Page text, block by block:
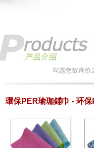
勾选您欲询价
環保PER瑜珈鋪巾 - 环